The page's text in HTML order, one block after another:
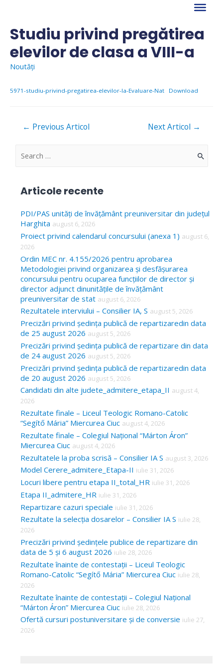
contentStudiu privind pregătirea
elevilor de clasa a VIII-a
Noutăți
5971-studiu-privind-pregatirea-elevilor-la-Evaluare-Nat Download
Navigare
← Previous Articol Next Articol →
S
c
h
f
o
r
Articole recente
PDI/PAS unități de învățământ preuniversitar din județul
Harghita august 6, 2026
Proiect privind calendarul concursului (anexa 1) august 6,
2026
Ordin MEC nr. 4.155/2026 pentru aprobarea
Metodologiei privind organizarea și desfășurarea
concursului pentru ocuparea funcțiilor de director și
director adjunct dinunitățile de învățământ
preuniversitar de stat august 6, 2026
Rezultatele interviului – Consilier IA, S august 5, 2026
Precizări privind ședința publică de repartizaredin data
de 25 august 2026 august 5, 2026
Precizări privind ședința publică de repartizare din data
de 24 august 2026 august 5, 2026
Precizări privind ședința publică de repartizaredin data
de 20 august 2026 august 5, 2026
Candidati din alte judete_admitere_etapa_II august 4,
2026
Rezultate finale – Liceul Teologic Romano-Catolic
“Segítő Mária” Miercurea Ciuc august 4, 2026
Rezultate finale – Colegiul Național “Márton Áron”
Miercurea Ciuc august 4, 2026
Rezultatele la proba scrisă – Consilier IA S august 3, 2026
Model Cerere_admitere_Etapa-II iulie 31, 2026
Locuri libere pentru etapa II_total_HR iulie 31, 2026
Etapa II_admitere_HR iulie 31, 2026
Repartizare cazuri speciale iulie 31, 2026
Rezultate la selecția dosarelor – Consilier IA S iulie 28,
2026
Precizări privind ședințele publice de repartizare din
data de 5 și 6 august 2026 iulie 28, 2026
Rezultate înainte de contestații – Liceul Teologic
Romano-Catolic “Segítő Mária” Miercurea Ciuc iulie 28,
2026
Rezultate înainte de contestații – Colegiul Național
“Márton Áron” Miercurea Ciuc iulie 28, 2026
Ofertă cursuri postuniversitare și de conversie iulie 27,
2026